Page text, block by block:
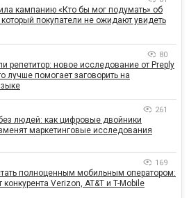
кампанию «Кто бы мог подумать» об
покупатели не ожидают увидеть
80
репетитор: новое исследование от Preply
лучше помогает заговорить на
261
людей: как цифровые двойники
маркетинговые исследования
169
полноценным мобильным оператором:
конкурента Verizon, AT&T и T-Mobile